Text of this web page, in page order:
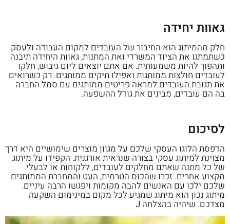
גאוות יחידה
חלק מהמיתוג הוא החיבור של העובדים למקום העבודה ולעסק.
כשתמתגו את הציוד המשרדי ואת המתנות, גאוות היחידה תיבנה
ותהפוך להיות משמעותית. אם אתם יוצאים ליום גיבוש, חלקו
לעובדים חולצות ממותגות ואפילו תיקים ממותגים. רק כשרואים
את תגובת העובדים למראה פריטים ממותגים עם סמל החברה
בה הם עובדים, מבינים את גודל ההשפעה.
לסיכום
הדפסת הלוגו העסקי שלכם על מגוון מוצרים שימושיים היא דרך
מצוינת למיתוג עסקי בצורה שנראית אורגנית. הקפידו על מיתוג
של כל מתנה שאתם מחלקים לעובדים, ללקוחות או לבעלי
מקצוע אחרים. זכרו שהכוס הטרמית, העט והמחברת הממותגים
שלכם ילכו עם האנשים להבה מקומות ויפגשו הרבה עיניים.
מיתוג נכון הוא מיתוג שמגיע לכל מקום במינימום השקעה
מצדכם. שיהיה בהצלחה J